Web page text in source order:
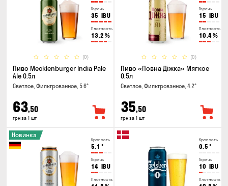
Горечь
35 IBU
Плотность
13.2 %
(0)
Пиво Mecklenburger India Pale
Ale 0.5л
Светлое, Фильтрованное, 5.6°
63,50
грн за 1 шт
Горечь
15 IBU
Плотность
10.4%
(0)
Пиво «Повна Діжка» Мягкое
0.5л
Светлое, Фильтрованное, 4.2°
35,50
грн за 1 шт
Крепость
5.1 °
Горечь
14 IBU
Плотность
Новинка
Крепость
0.5 °
Горечь
10 IBU
Плотность